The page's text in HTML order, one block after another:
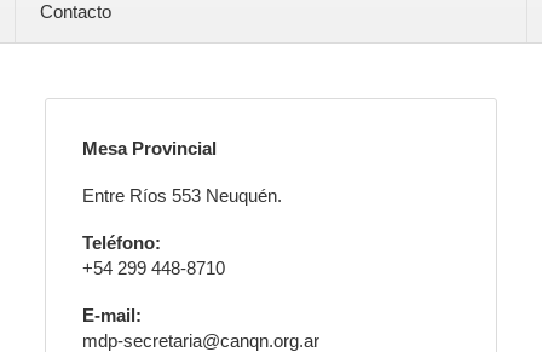
Contacto
Mesa Provincial
Entre Ríos 553 Neuquén.
Teléfono:
+54 299 448-8710
E-mail:
mdp-secretaria@canqn.org.ar